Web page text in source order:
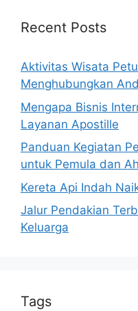
Recent Posts
Aktivitas Wisata
Menghubungkan
Mengapa Bisnis
Layanan Apostille
Panduan Kegiatan
untuk Pemula dan
Kereta Api Indah
Jalur Pendakian
Keluarga
Tags